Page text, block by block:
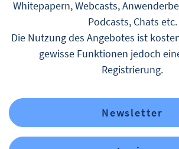
Whitepapern, Webcasts,
Podcasts, Chats etc.
Die Nutzung des Angebotes ist
gewisse Funktionen jedoch
Registrierung.
Newsletter